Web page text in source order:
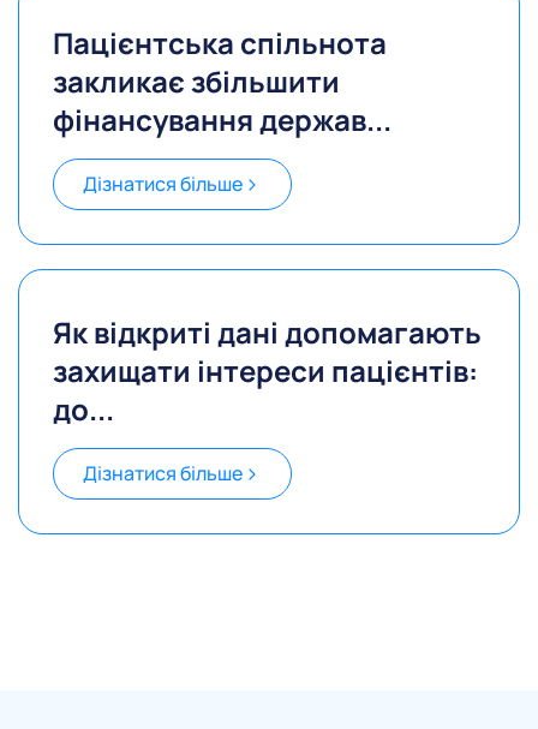
Пацієнтська спільнота
закликає збільшити
фінансування держав...
Дізнатися більше
Як відкриті дані допомагають
захищати інтереси пацієнтів:
до...
Дізнатися більше